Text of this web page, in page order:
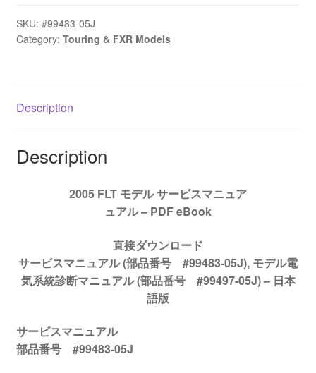
サ
ー
ニ
ア
#99483-
SKU: #99483-05J
Category: Touring & FXR Models
Description
Description
2005 FLT モデル サービスマニュア
ュアル – PDF eBook
直接ダウンロード
サービスマニュアル (部品番号 #99483-05J), モデル電
気系統診断マニュアル (部品番号 #99497-05J) – 日本
語版
サービスマニュアル
部品番号 #99483-05J